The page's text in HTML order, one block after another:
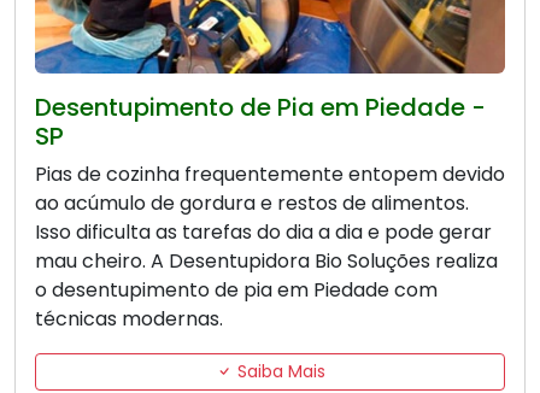
Desentupimento de Pia em Piedade -
SP
Pias de cozinha frequentemente entopem devido
ao acúmulo de gordura e restos de alimentos.
Isso dificulta as tarefas do dia a dia e pode gerar
mau cheiro. A Desentupidora Bio Soluções realiza
o desentupimento de pia em Piedade com
técnicas modernas.
Saiba Mais